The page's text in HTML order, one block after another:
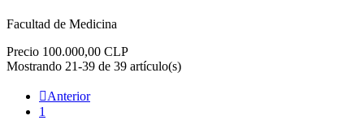
Facultad de Medicina
Precio 100.000,00 CLP
Mostrando 21-39 de 39 artículo(s)
Anterior
1